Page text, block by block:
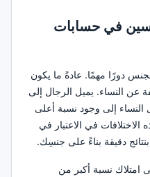
في حسابات
دورًا مهمًا. عادةً ما يكون
عن النساء. يميل الرجال إلى
النساء إلى وجود نسبة أعلى
في الاعتبار في
دقيقة بناءً على جنسِك.
امتلاك نسبة أكبر من